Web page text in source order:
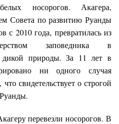
носорогов. Акагера,
Совета по развитию Руанды
с 2010 года, превратилась из
заповедника в
дикой природы. За 11 лет в
ни одного случая
свидетельствует о строгой
перевезли носорогов. В